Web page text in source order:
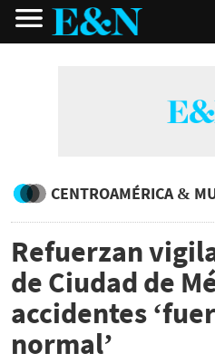
CENTROAMÉRICA &
Refuerzan
de Ciudad de
accidentes
normal’